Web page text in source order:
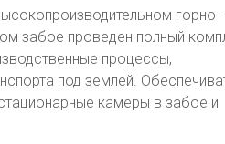
горно-
забое проведен полный
процессы,
под землей.
камеры в забое и